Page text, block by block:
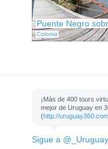
Colonia
Puente Negro
¡Más de 400 tours
mejor de Uruguay en
(http://
Sigue a